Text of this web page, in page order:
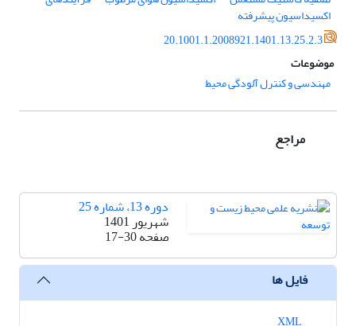
اکسیداسیون پیشرفته
20.1001.1.2008921.1401.13.25.2.3
موضوعات
مهندسی و کنترل آلودگی محیط
مراجع
دوره 13، شماره 25
شهریور 1401
صفحه17-30
فایل ها